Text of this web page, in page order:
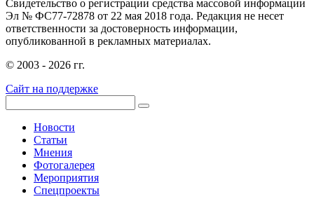
Свидетельство о регистрации средства массовой информации
Эл № ФС77-72878 от 22 мая 2018 года. Редакция не несет
ответственности за достоверность информации,
опубликованной в рекламных материалах.
© 2003 - 2026 гг.
Сайт на поддержке
Новости
Статьи
Мнения
Фотогалерея
Мероприятия
Спецпроекты